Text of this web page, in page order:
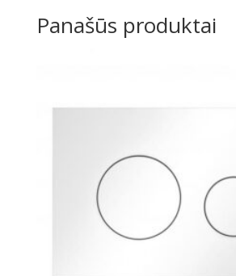
Panašūs produktai